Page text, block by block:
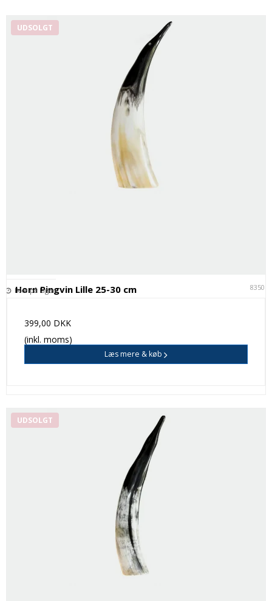
UDSOLGT
Horn Pingvin Lille 25-30 cm 83501
Ikke på lager
399,00 DKK
(inkl. moms)
Læs mere & køb
UDSOLGT